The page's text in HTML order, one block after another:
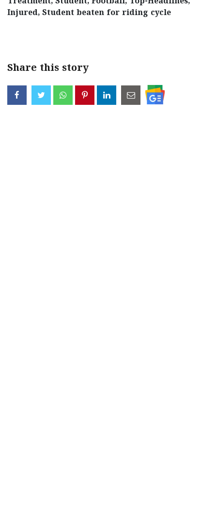
Injured, Student beaten for riding cycle
Share this story